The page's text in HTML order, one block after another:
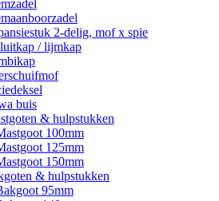
2-delig, mof x spie
/ lijmkap
buis
& hulpstukken
100mm
125mm
150mm
& hulpstukken
95mm